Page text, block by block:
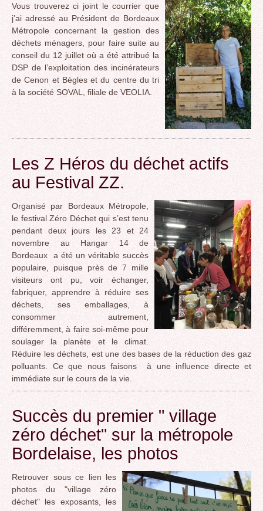
Vous trouverez ci joint le courrier que
j’ai adressé au Président de Bordeaux
Métropole concernant la gestion des
déchets ménagers, pour faire suite au
conseil du 12 juillet où a été attribué la
DSP de l’exploitation des incinérateurs
de Cenon et Bègles et du centre du tri
à la société SOVAL, filiale de VEOLIA.
Les Z Héros du déchet actifs
au Festival ZZ.
Organisé par Bordeaux Métropole,
le festival Zéro Déchet qui s’est tenu
pendant deux jours les 23 et 24
novembre au Hangar 14 de
Bordeaux a été un véritable succès
populaire, puisque près de 7 mille
visiteurs ont pu, voir échanger,
fabriquer, apprendre à réduire ses
déchets, ses emballages, à
consommer autrement,
différemment, à faire soi-même pour
soulager la planète et le climat.
Réduire les déchets, est une des bases de la réduction des gaz
polluants. Ce que nous faisons à une influence directe et
immédiate sur le cours de la vie.
Succès du premier " village
zéro déchet" sur la métropole
Bordelaise, les photos
Retrouver sous ce lien les
photos du "village zéro
déchet" les exposants, les